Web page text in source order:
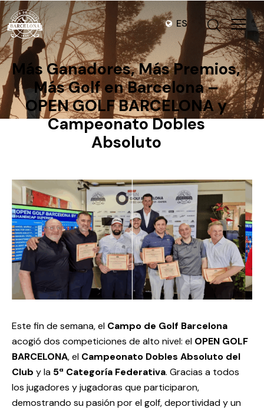
ES
Más Ganadores, Más Premios,
Más Golf en Barcelona –
OPEN GOLF BARCELONA y
Campeonato Dobles
Absoluto
Este fin de semana, el Campo de Golf Barcelona
acogió dos competiciones de alto nivel: el OPEN GOLF
BARCELONA, el Campeonato Dobles Absoluto del
Club y la 5ª Categoría Federativa. Gracias a todos
los jugadores y jugadoras que participaron,
demostrando su pasión por el golf, deportividad y un